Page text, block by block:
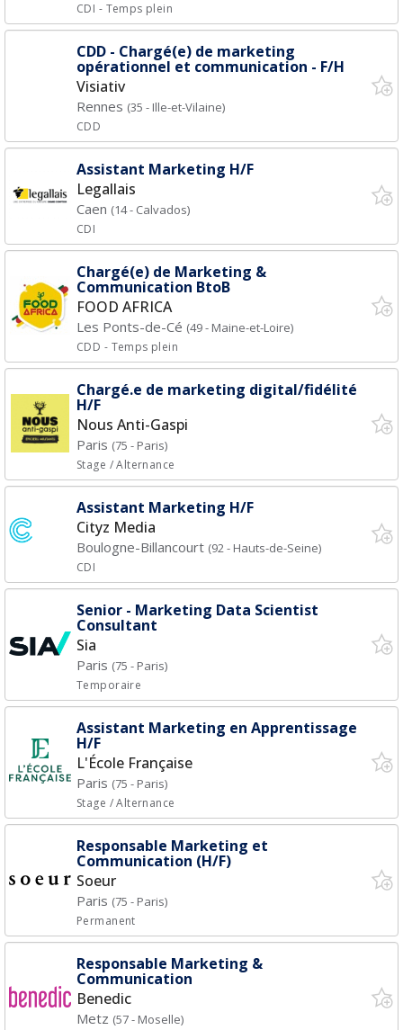
CDI - Temps plein
CDD - Chargé(e) de marketing
opérationnel et communication - F/H
Visiativ
Rennes (35 - Ille-et-Vilaine)
CDD
Assistant Marketing H/F
Legallais
Caen (14 - Calvados)
CDI
Chargé(e) de Marketing &
Communication BtoB
FOOD AFRICA
Les Ponts-de-Cé (49 - Maine-et-Loire)
CDD - Temps plein
Chargé.e de marketing digital/fidélité
H/F
Nous Anti-Gaspi
Paris (75 - Paris)
Stage / Alternance
Assistant Marketing H/F
Cityz Media
Boulogne-Billancourt (92 - Hauts-de-Seine)
CDI
Senior - Marketing Data Scientist
Consultant
Sia
Paris (75 - Paris)
Temporaire
Assistant Marketing en Apprentissage
H/F
L'École Française
Paris (75 - Paris)
Stage / Alternance
Responsable Marketing et
Communication (H/F)
Soeur
Paris (75 - Paris)
Permanent
Responsable Marketing &
Communication
Benedic
Metz (57 - Moselle)